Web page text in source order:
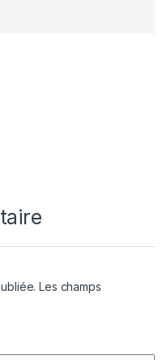
Les champs